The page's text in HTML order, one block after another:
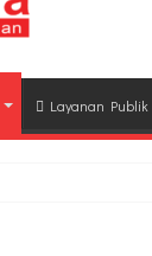
Layanan Publik